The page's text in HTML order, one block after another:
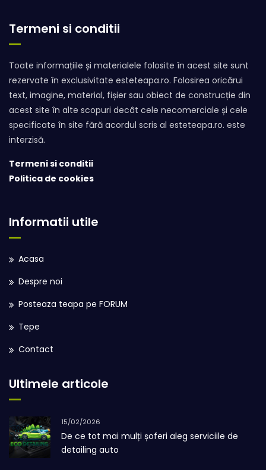
Termeni si conditii
Toate informațiile și materialele folosite în acest site sunt
rezervate în exclusivitate esteteapa.ro. Folosirea oricărui
text, imagine, material, fișier sau obiect de construcție din
acest site în alte scopuri decât cele necomerciale și cele
specificate în site fără acordul scris al esteteapa.ro. este
interzisă.
Termeni si conditii
Politica de cookies
Informatii utile
Acasa
Despre noi
Posteaza teapa pe FORUM
Tepe
Contact
Ultimele articole
15/02/2026
De ce tot mai mulți șoferi aleg serviciile de
detailing auto